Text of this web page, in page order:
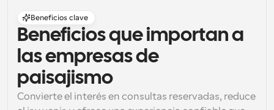
Beneficios clave
Beneficios que importan a
las empresas de
paisajismo
Convierte el interés en consultas reservadas, reduce